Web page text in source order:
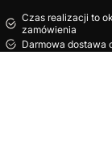
Czas realizacji to
zamówienia
Darmowa dostawa